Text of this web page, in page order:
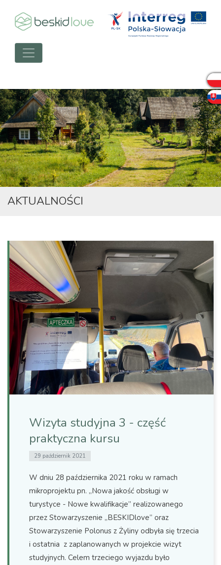
AKTUALNOŚCI
Wizyta studyjna 3 - część
praktyczna kursu
29 październik 2021
W dniu 28 października 2021 roku w ramach
mikroprojektu pn. „Nowa jakość obsługi w
turystyce - Nowe kwalifikacje” realizowanego
przez Stowarzyszenie „BESKIDlove” oraz
Stowarzyszenie Polonus z Żyliny odbyła się trzecia
i ostatnia z zaplanowanych w projekcie wizyt
studyjnych. Celem trzeciego wyjazdu było